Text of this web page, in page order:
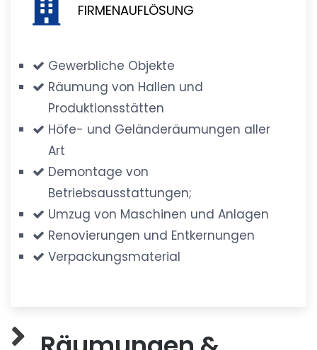
FIRMENAUFLÖSUNG
Gewerbliche Objekte
Räumung von Hallen und
Produktionsstätten
Höfe- und Geländeräumungen aller
Art
Demontage von
Betriebsausstattungen;
Umzug von Maschinen und Anlagen
Renovierungen und Entkernungen
Verpackungsmaterial